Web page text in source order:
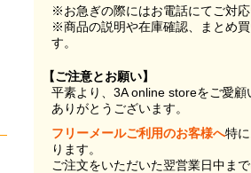
※お急ぎの際にはお電話にてご対応
※商品の説明や在庫確認、まとめ
す。
【ご注意とお願い】
平素より、3A online storeをご愛顧
ありがとうございます。
フリーメールご利用のお客様へ特
ります。
ご注文をいただいた翌営業日中ま